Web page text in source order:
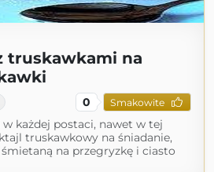
truskawkami na
0 Smakowite
każdej postaci, nawet w tej
truskawkowy na śniadanie,
na przegryzkę i ciasto